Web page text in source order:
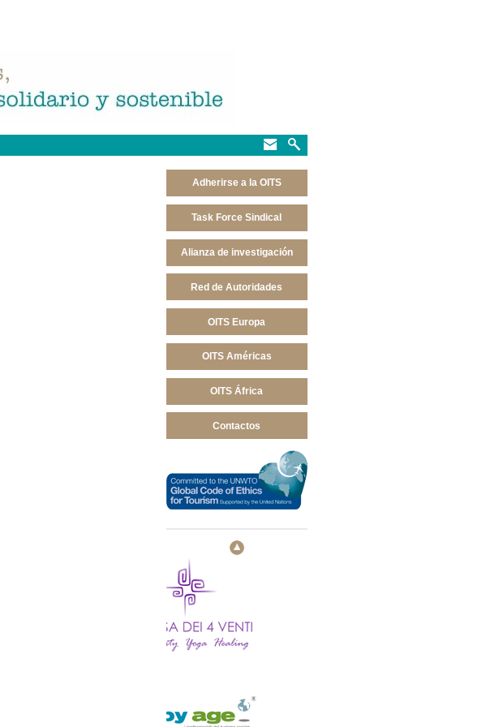
Adherirse a la OITS
Task Force Sindical
Alianza de investigación
Red de Autoridades
OITS Europa
OITS Américas
OITS África
Contactos